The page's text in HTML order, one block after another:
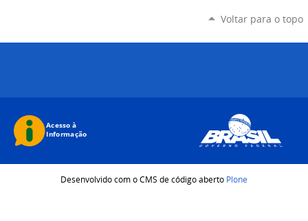
Voltar para o topo
Desenvolvido com o CMS de código aberto Plone